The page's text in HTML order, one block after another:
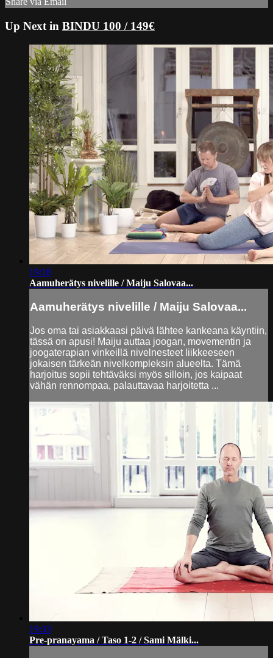
Up Next in BINDU 100 / 149€
19:18
Aamuherätys nivelille / Maiju Salovaa...
Aamuherätys nivelille / Maiju Salovaa...
Jos oma tai asiakkaasi päivä lähtee kankeana käyntiin,
tässä on apusi! Maiju auttaa joogan, movementin ja
joogaterapian vinkeillä nivelnesteet liikkeeseen
jokaisen tärkeän nivelkompleksin alueelta. Tämä
harjoitus sopii tehtäväksi myös silloin, jos kaipaat
vähän rennompaa, palauttavaa harjoitetta ...
19:33
Pre-pranayama / Taso 1-2 / Sami Mälki...